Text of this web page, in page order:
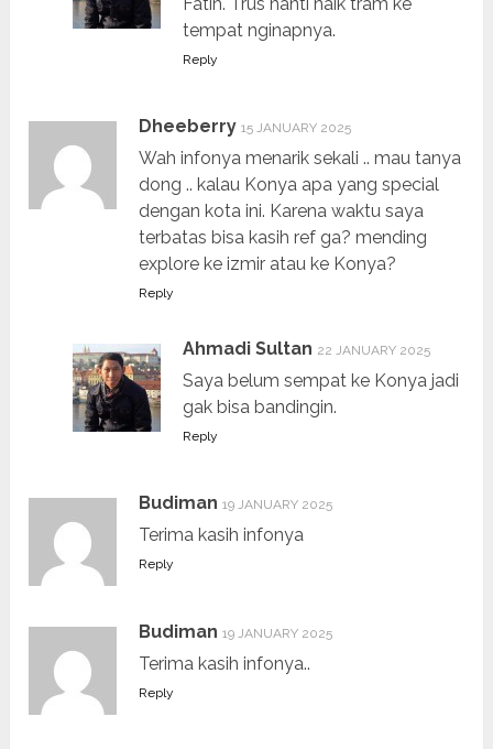
tempat nginapnya.
Reply
Dheeberry 15 JANUARY 2025
Wah infonya menarik sekali .. mau tanya
dong .. kalau Konya apa yang special
dengan kota ini. Karena waktu saya
terbatas bisa kasih ref ga? mending
explore ke izmir atau ke Konya?
Reply
Ahmadi Sultan 22 JANUARY 2025
Saya belum sempat ke Konya jadi
gak bisa bandingin.
Reply
Budiman 19 JANUARY 2025
Terima kasih infonya
Reply
Budiman 19 JANUARY 2025
Terima kasih infonya..
Reply